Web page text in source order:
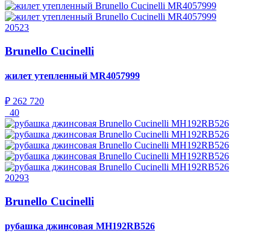
20523
Brunello Cucinelli
жилет утепленный MR4057999
₽ 262 720
40
20293
Brunello Cucinelli
рубашка джинсовая MH192RB526